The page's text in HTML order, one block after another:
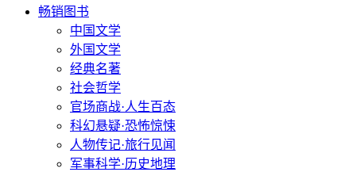
畅销图书
中国文学
外国文学
经典名著
社会哲学
官场商战·人生百态
科幻悬疑·恐怖惊悚
人物传记·旅行见闻
军事科学·历史地理